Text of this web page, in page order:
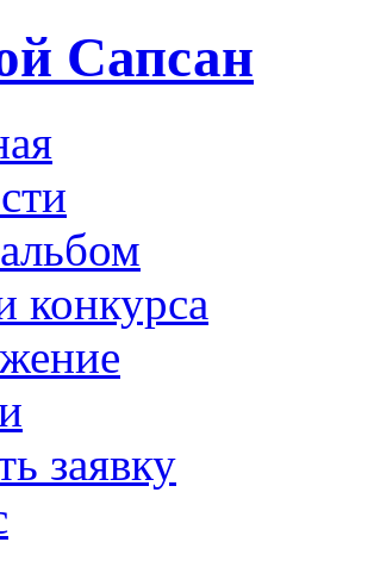
Сапсан
конкурса
заявку